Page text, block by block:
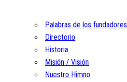
Palabras de los fundadores
Directorio
Historia
Misión / Visión
Nuestro Himno